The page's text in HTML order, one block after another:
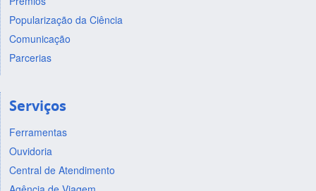
Popularização da Ciência
Comunicação
Parcerias
Serviços
Ferramentas
Ouvidoria
Central de Atendimento